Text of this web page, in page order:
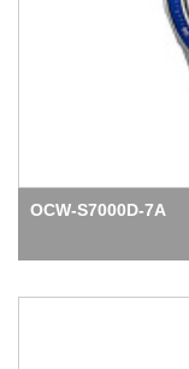
OCW-S7000D-7A